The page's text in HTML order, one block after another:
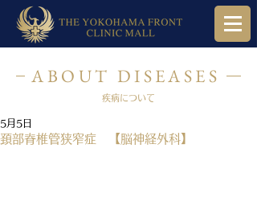
ABOUT DISEASES
疾病について
頚部脊椎管狭窄症 【脳神経外科】
5月5日